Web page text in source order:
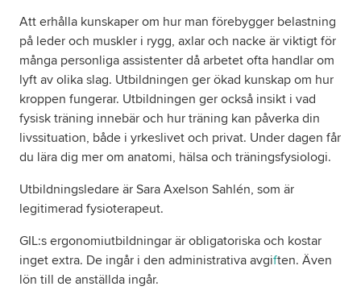
Om oss
Nyheter
Ordlista
Tillgänglighetsredogörelse
GDPR
Att erhålla kunskaper om hur man förebygger belastning
på leder och muskler i rygg, axlar och nacke är viktigt för
många personliga assistenter då arbetet ofta handlar om
lyft av olika slag. Utbildningen ger ökad kunskap om hur
kroppen fungerar. Utbildningen ger också insikt i vad
fysisk träning innebär och hur träning kan påverka din
livssituation, både i yrkeslivet och privat. Under dagen får
du lära dig mer om anatomi, hälsa och träningsfysiologi.
Utbildningsledare är Sara Axelson Sahlén, som är
legitimerad fysioterapeut.
GIL:s ergonomiutbildningar är obligatoriska och kostar
inget extra. De ingår i den administrativa avgiften. Även
lön till de anställda ingår.